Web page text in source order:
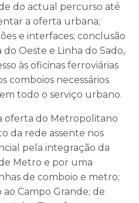
do actual percurso até
a oferta urbana;
e interfaces; conclusão
Oeste e Linha do Sado,
às oficinas ferroviárias
comboios necessários
todo o serviço urbano.
oferta do Metropolitano
da rede assente nos
pela integração da
Metro e por uma
de comboio e metro;
Campo Grande; de